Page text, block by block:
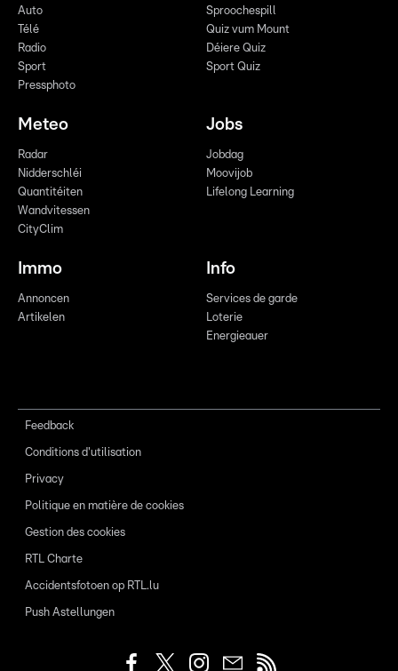
Auto
Télé
Radio
Sport
Pressphoto
Sproochespill
Quiz vum Mount
Déiere Quiz
Sport Quiz
Meteo
Radar
Nidderschléi
Quantitéiten
Wandvitessen
CityClim
Jobs
Jobdag
Moovijob
Lifelong Learning
Immo
Annoncen
Artikelen
Info
Services de garde
Loterie
Energieauer
Feedback
Conditions d'utilisation
Privacy
Politique en matière de cookies
Gestion des cookies
RTL Charte
Accidentsfotoen op RTL.lu
Push Astellungen